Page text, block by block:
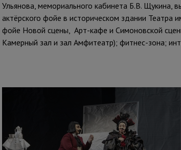
Ульянова, мемориального кабинета Б.В. Щукина,
актёрского фойе в историческом здании Театра
фойе Новой сцены, Арт-кафе и Симоновской
Камерный зал и зал Амфитеатр); фитнес-зона;